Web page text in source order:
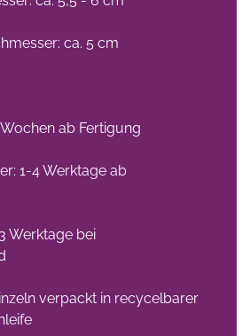
ca. 5 cm
ab Fertigung
1-4 Werktage ab
Werktage bei
verpackt in recycelbarer